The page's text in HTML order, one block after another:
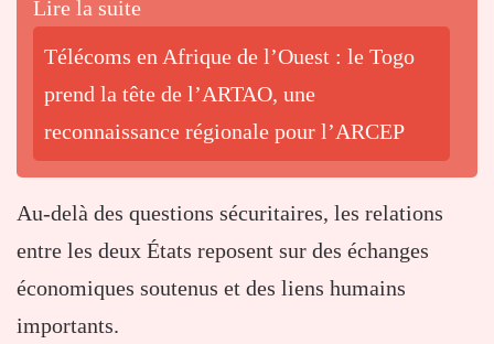
Lire la suite
Télécoms en Afrique de l’Ouest : le Togo
prend la tête de l’ARTAO, une
reconnaissance régionale pour l’ARCEP
Au-delà des questions sécuritaires, les relations
entre les deux États reposent sur des échanges
économiques soutenus et des liens humains
importants.